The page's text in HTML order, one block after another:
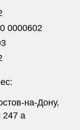
0000602
на-Дону,
247 а